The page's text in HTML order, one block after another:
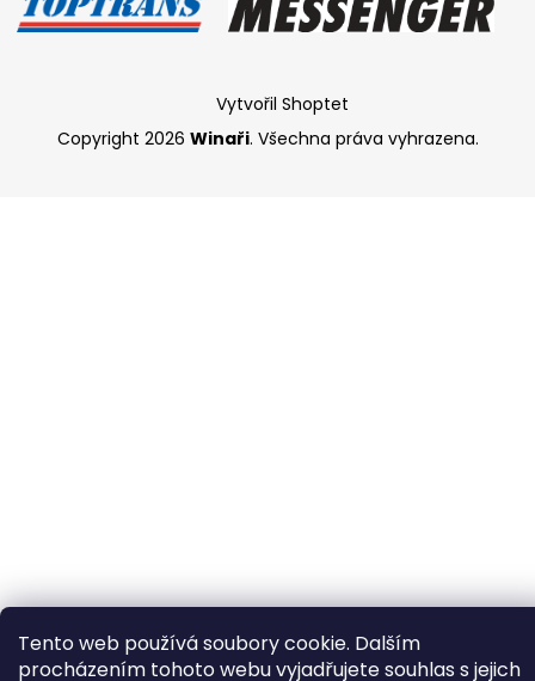
Tento web používá soubory cookie. Dalším
procházením tohoto webu vyjadřujete souhlas s jejich
Vytvořil Shoptet
Copyright 2026 Winaři. Všechna práva vyhrazena.